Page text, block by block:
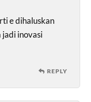
e dihaluskan
jadi inovasi
REPLY